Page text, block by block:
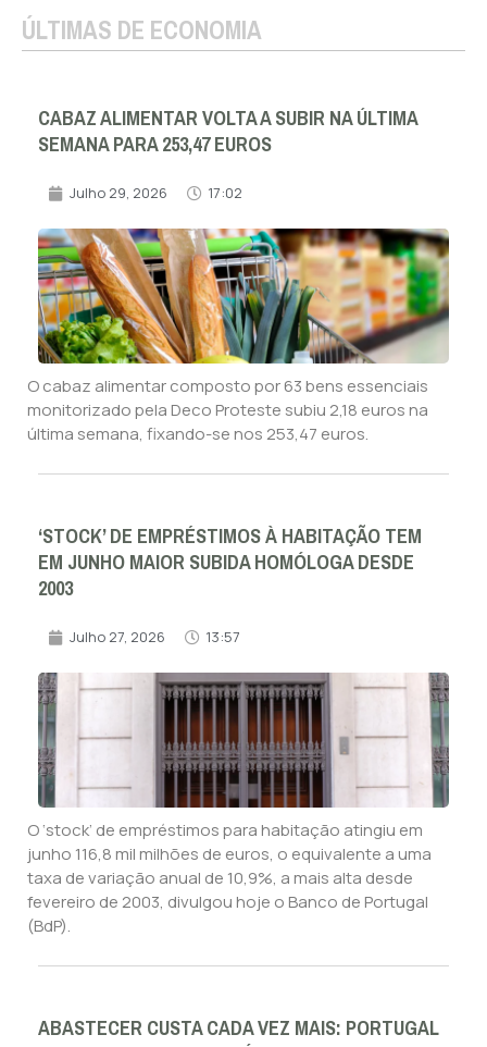
ÚLTIMAS DE ECONOMIA
CABAZ ALIMENTAR VOLTA A SUBIR NA ÚLTIMA
SEMANA PARA 253,47 EUROS
Julho 29, 2026 17:02
O cabaz alimentar composto por 63 bens essenciais
monitorizado pela Deco Proteste subiu 2,18 euros na
última semana, fixando-se nos 253,47 euros.
‘STOCK’ DE EMPRÉSTIMOS À HABITAÇÃO TEM
EM JUNHO MAIOR SUBIDA HOMÓLOGA DESDE
2003
Julho 27, 2026 13:57
O ‘stock’ de empréstimos para habitação atingiu em
junho 116,8 mil milhões de euros, o equivalente a uma
taxa de variação anual de 10,9%, a mais alta desde
fevereiro de 2003, divulgou hoje o Banco de Portugal
(BdP).
ABASTECER CUSTA CADA VEZ MAIS: PORTUGAL